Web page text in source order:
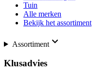
Tuin
Alle merken
Bekijk het assortiment
Assortiment
Klusadvies